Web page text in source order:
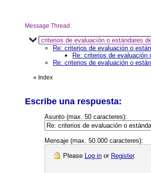
Message Thread
criterios de evaluación o estándares
Re: criterios de evaluación o
Re: criterios de evaluación
Re: criterios de evaluación o
« Index
Escribe una respuesta:
Asunto (max. 50 caracteres):
Mensaje (max. 50.000 caracteres):
Please Log in or Register.